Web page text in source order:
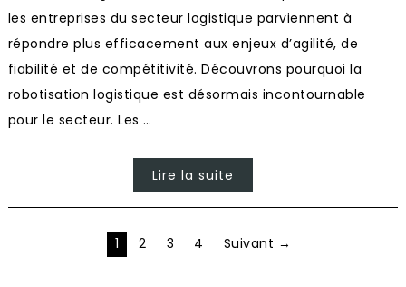
les entreprises du secteur logistique parviennent à
répondre plus efficacement aux enjeux d’agilité, de
fiabilité et de compétitivité. Découvrons pourquoi la
robotisation logistique est désormais incontournable
pour le secteur. Les …
Lire la suite
Pagination
1 2 3 4 Suivant →